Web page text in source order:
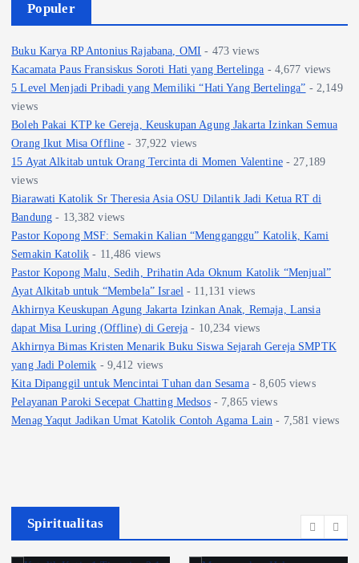
Populer
Buku Karya RP Antonius Rajabana, OMI - 473 views
Kacamata Paus Fransiskus Soroti Hati yang Bertelinga - 4,677 views
5 Level Menjadi Pribadi yang Memiliki “Hati Yang Bertelinga” - 2,149
views
Boleh Pakai KTP ke Gereja, Keuskupan Agung Jakarta Izinkan Semua
Orang Ikut Misa Offline - 37,922 views
15 Ayat Alkitab untuk Orang Tercinta di Momen Valentine- 27,189
views
Biarawati Katolik Sr Theresia Asia OSU Dilantik Jadi Ketua RT di
Bandung - 13,382 views
Pastor Kopong MSF: Semakin Kalian “Mengganggu” Katolik, Kami
Semakin Katolik - 11,486 views
Pastor Kopong Malu, Sedih, Prihatin Ada Oknum Katolik “Menjual”
Ayat Alkitab untuk “Membela” Israel - 11,131 views
Akhirnya Keuskupan Agung Jakarta Izinkan Anak, Remaja, Lansia
dapat Misa Luring (Offline) di Gereja - 10,234 views
Akhirnya Bimas Kristen Menarik Buku Siswa Sejarah Gereja SMPTK
yang Jadi Polemik - 9,412 views
Kita Dipanggil untuk Mencintai Tuhan dan Sesama- 8,605 views
Pelayanan Paroki Secepat Chatting Medsos- 7,865 views
Menag Yaqut Jadikan Umat Katolik Contoh Agama Lain - 7,581 views
Spiritualitas